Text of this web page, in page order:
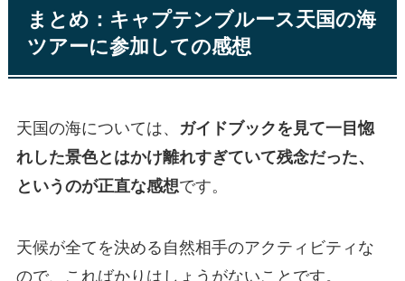
まとめ：キャプテンブルース天国の海
ツアーに参加しての感想
天国の海については、
ガイドブックを見て一目惚
れした景色とはかけ離れすぎていて残念だった、
というのが正直な感想です。
天候が全てを決める自然相手のアクティビティな
ので、こればかりはしょうがないことです。